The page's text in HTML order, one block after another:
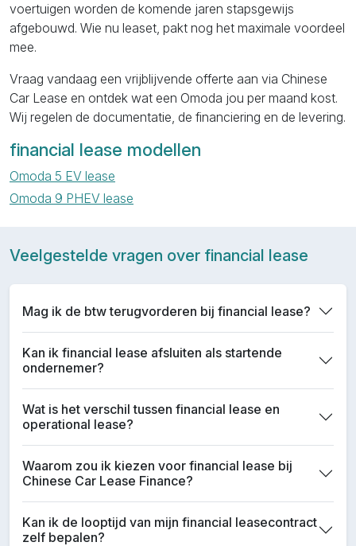
voertuigen worden de komende jaren stapsgewijs
afgebouwd. Wie nu leaset, pakt nog het maximale voordeel
mee.
Vraag vandaag een vrijblijvende offerte aan via Chinese
Car Lease en ontdek wat een Omoda jou per maand kost.
Wij regelen de documentatie, de financiering en de levering.
financial lease modellen
Omoda 5 EV lease
Omoda 9 PHEV lease
Veelgestelde vragen over financial lease
Mag ik de btw terugvorderen bij financial lease?
Kan ik financial lease afsluiten als startende
ondernemer?
Wat is het verschil tussen financial lease en
operational lease?
Waarom zou ik kiezen voor financial lease bij
Chinese Car Lease Finance?
Kan ik de looptijd van mijn financial leasecontract
zelf bepalen?